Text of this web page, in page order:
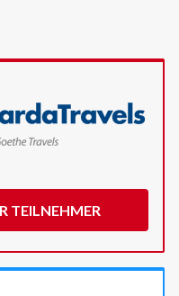
TEILNEHMER